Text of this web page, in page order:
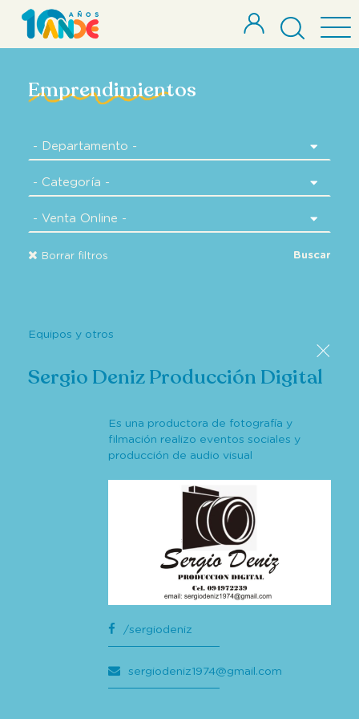
Emprendimientos
Borrar filtros Buscar
Equipos y otros
Sergio Deniz Producción Digital
Es una productora de fotografía y
filmación realizo eventos sociales y
producción de audio visual
/sergiodeniz
sergiodeniz1974@gmail.com